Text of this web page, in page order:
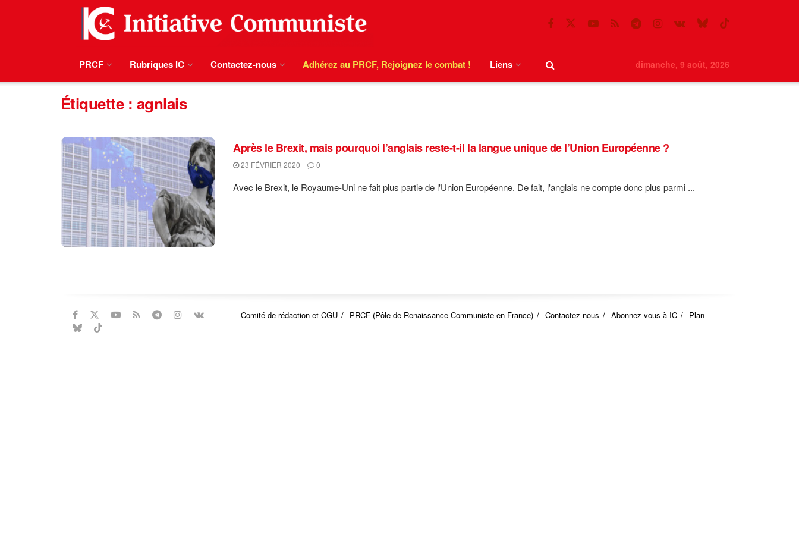
PRCF Rubriques IC Contactez-nous Adhérez au PRCF, Rejoignez le combat ! Liens dimanche, 9 août, 2026
Étiquette : agnlais
Après le Brexit, mais pourquoi l’anglais reste-t-il la langue unique de l’Union Européenne ?
23 FÉVRIER 2020 0
Avec le Brexit, le Royaume-Uni ne fait plus partie de l'Union Européenne. De fait, l'anglais ne compte donc plus parmi ...
Comité de rédaction et CGU PRCF (Pôle de Renaissance Communiste en France) Contactez-nous Abonnez-vous à IC Plan